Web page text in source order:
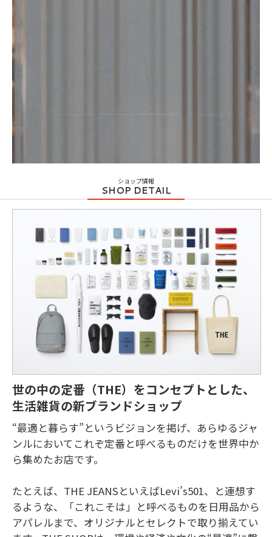
ショップ情報
世の中の定番（THE）をコンセプトとした、
生活雑貨の新ブランドショップ
“最適と暮らす”というビジョンを掲げ、あらゆるジャ
ンルにおいてこれぞ定番と呼べるものだけを世界中か
ら集めたお店です。
たとえば、THE JEANSといえばLevi’s501、と連想す
るような、「これこそは」と呼べるものを日用品から
アパレルまで、オリジナルとセレクトで取り揃えてい